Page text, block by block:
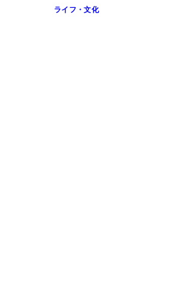
ライフ・文化